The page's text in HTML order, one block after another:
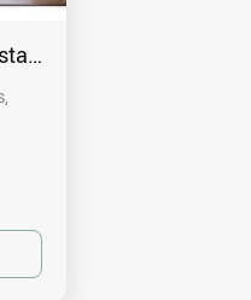
- 591 00 46 80